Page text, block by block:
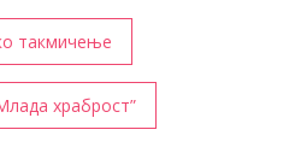
такмичење
храброст”